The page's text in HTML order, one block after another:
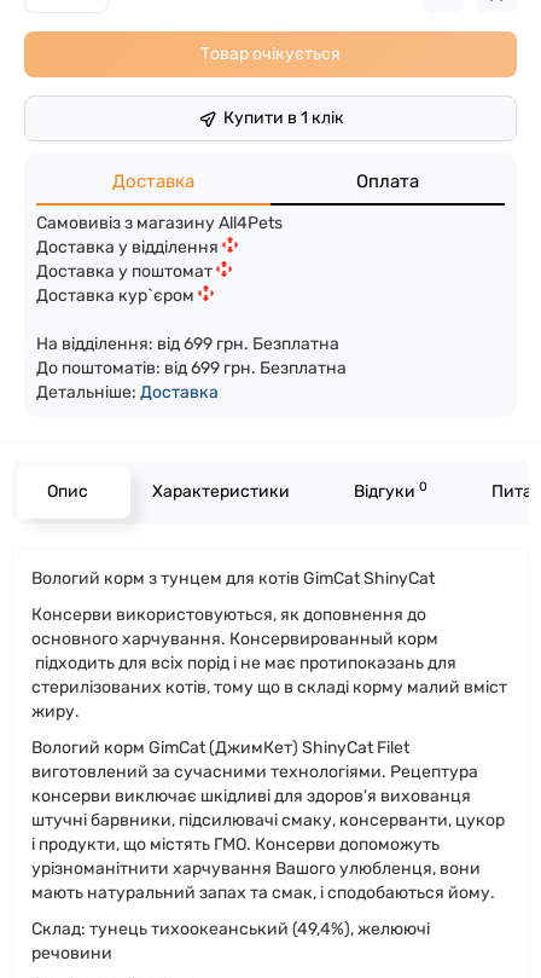
Товар очікується
Купити в 1 клік
Доставка Оплата
Самовивіз з магазину All4Pets
Доставка у відділення
Доставка у поштомат
Доставка кур`єром
На відділення: від 699 грн. Безплатна
До поштоматів: від 699 грн. Безплатна
Детальніше: Доставка
Опис Характеристики Відгуки 0
Вологий корм з тунцем для котів GimСаt ShinyCat
Консерви використовуються, як доповнення до
основного харчування. Консервированный корм
підходить для всіх порід і не має протипоказань для
стерилізованих котів, тому що в складі корму малий вміст
жиру.
Вологий корм GimСаt (ДжимКет) ShinyCat Filet
виготовлений за сучасними технологіями. Рецептура
консерви виключає шкідливі для здоров'я вихованця
штучні барвники, підсилювачі смаку, консерванти, цукор
і продукти, що містять ГМО. Консерви допоможуть
урізноманітнити харчування Вашого улюбленця, вони
мають натуральний запах та смак, і сподобаються йому.
Склад: тунець тихоокеанський (49,4%), желюючі
речовини